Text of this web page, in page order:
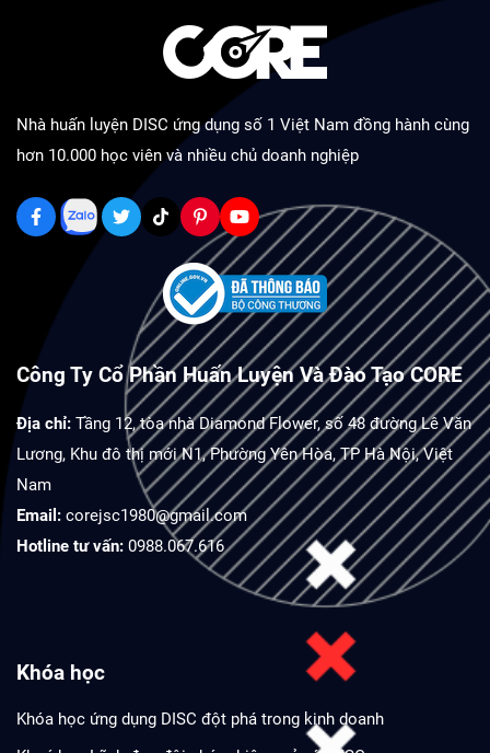
Nhà huấn luyện DISC ứng dụng số 1 Việt Nam đồng hành cùng
hơn 10.000 học viên và nhiều chủ doanh nghiệp
Công Ty Cổ Phần Huấn Luyện Và Đào Tạo CORE
Địa chỉ: Tầng 12, tòa nhà Diamond Flower, số 48 đường Lê Văn
Lương, Khu đô thị mới N1, Phường Yên Hòa, TP Hà Nội, Việt
Nam
Email: corejsc1980@gmail.com
Hotline tư vấn: 0988.067.616
Khóa học
Khóa học ứng dụng DISC đột phá trong kinh doanh